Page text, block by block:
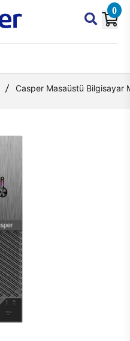
0
Casper Masaüstü Bilgisayar